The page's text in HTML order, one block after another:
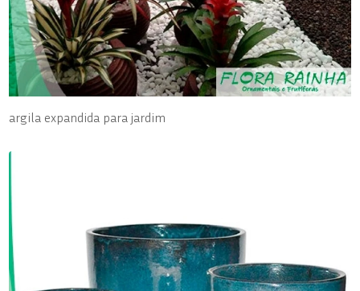
argila expandida para jardim